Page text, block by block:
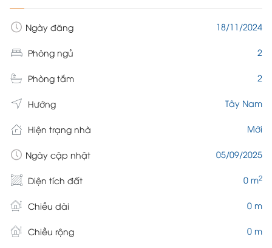
Ngày đăng 18/11/2024
Phòng ngủ 2
Phòng tắm 2
Hướng Tây Nam
Hiện trạng nhà Mới
Ngày cập nhật 05/09/2025
Diện tích đất 0 m2
Chiều dài 0 m
Chiều rộng 0 m